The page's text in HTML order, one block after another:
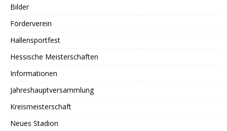
Bilder
Förderverein
Hallensportfest
Hessische Meisterschaften
Informationen
Jahreshauptversammlung
Kreismeisterschaft
Neues Stadion